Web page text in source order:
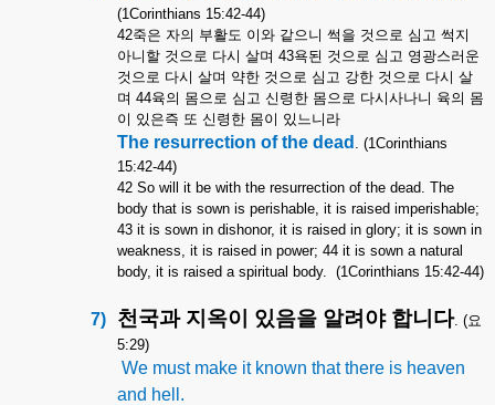
(1Corinthians 15:42-44)
42죽은 자의 부활도 이와 같으니 썩을 것으로 심고 썩지
아니할 것으로 다시 살며 43욕된 것으로 심고 영광스러운
것으로 다시 살며 약한 것으로 심고 강한 것으로 다시 살
며 44육의 몸으로 심고 신령한 몸으로 다시사나니 육의 몸
이 있은즉 또 신령한 몸이 있느니라
The resurrection of the dead . (1Corinthians
15:42-44)
42 So will it be with the resurrection of the dead. The
body that is sown is perishable, it is raised imperishable;
43 it is sown in dishonor, it is raised in glory; it is sown in
weakness, it is raised in power; 44 it is sown a natural
body, it is raised a spiritual body. (1Corinthians 15:42-44)
7) 천국과 지옥이 있음을 알려야 합니다. (요
5:29)
We must make it known that there is heaven
and hell.